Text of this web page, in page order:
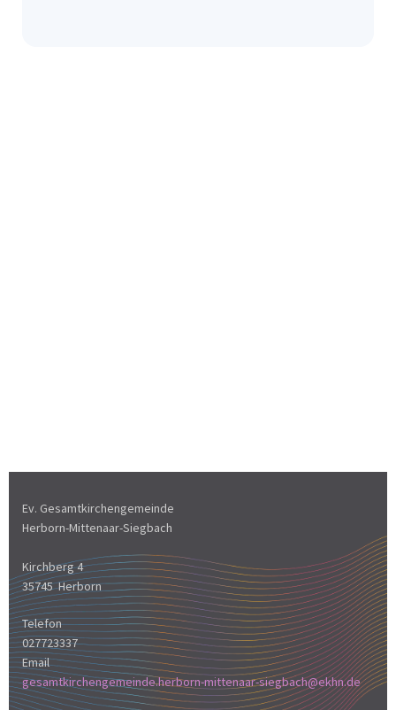
Ev. Gesamtkirchengemeinde
Herborn-Mittenaar-Siegbach
Kirchberg 4
35745 Herborn
Telefon
027723337
Email
gesamtkirchengemeinde.herborn-mittenaar-siegbach@ekhn.de